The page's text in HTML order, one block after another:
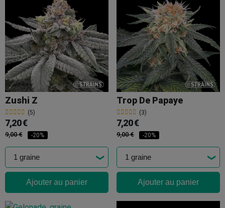
Zushi Z
(5)
7,20 €
9,00 € -20%
Ajouter au panier
Trop De Papaye
(3)
7,20 €
9,00 € -20%
Ajouter au panier